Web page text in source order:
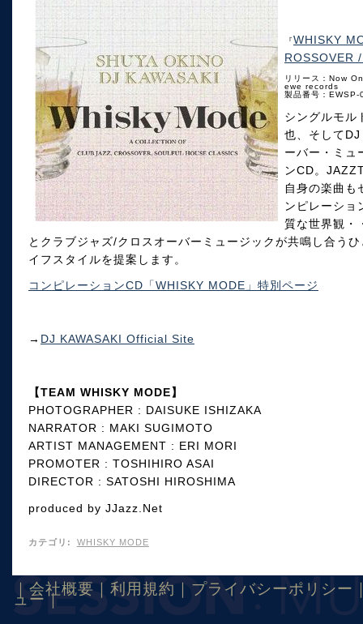
『WHISKY
ROSSOVER
リリース：Now
ewe records
製品番号：
シングルモル
也、そして
ーバー・ミュ
ンCD。
自身の楽曲も
ンピレーショ
質な世界観・
とクラブジャズ/クロスオーバーミュージックが共鳴し合う
イフスタイルを提案します。
コンピレーションCD「WHISKY MODE」特別ページ
→ DJ KAWASAKI Official Site
【TEAM WHISKY MODE】
PHOTOGRAPHER : DAISUKE ISHIZAKA
NARRATOR : MAKI SUGIMOTO
ARTIST MANAGEMENT : ERI MORI
PROMOTER : TOSHIHIRO ASAI
DIRECTOR : SATOSHI HIROSHIMA
produced by JJazz.Net
カテゴリ : WHISKY MODE
会社概要 利用規約 プライバシーポリシー
ュー ｜